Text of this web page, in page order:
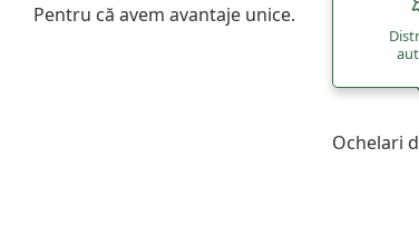
Pentru că avem avantaje unice.
Ochelari